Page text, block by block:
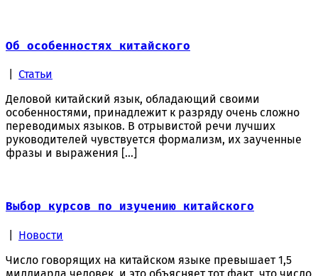
Об особенностях китайского
Статьи
Деловой китайский язык, обладающий своими
особенностями, принадлежит к разряду очень сложно
переводимых языков. В отрывистой речи лучших
руководителей чувствуется формализм, их заученные
фразы и выражения […]
Выбор курсов по изучению китайского
Новости
Число говорящих на китайском языке превышает 1,5
миллиарда человек, и это объясняет тот факт, что число